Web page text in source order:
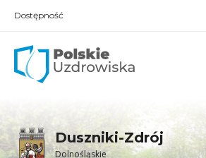
Dostępność
Duszniki-Zdrój
Dolnośląskie